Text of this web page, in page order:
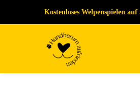
Kostenloses Welpenspielen